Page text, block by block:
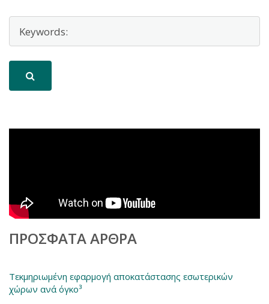
ΠΡΌΣΦΑΤΑ ΆΡΘΡΑ
Τεκμηριωμένη εφαρμογή αποκατάστασης εσωτερικών
χώρων ανά όγκο³